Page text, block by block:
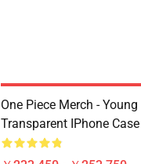
One Piece Merch -
Transparent IPhone